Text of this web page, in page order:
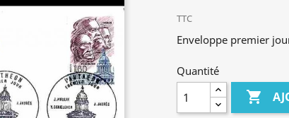
TTC
Enveloppe premier
Quantité
